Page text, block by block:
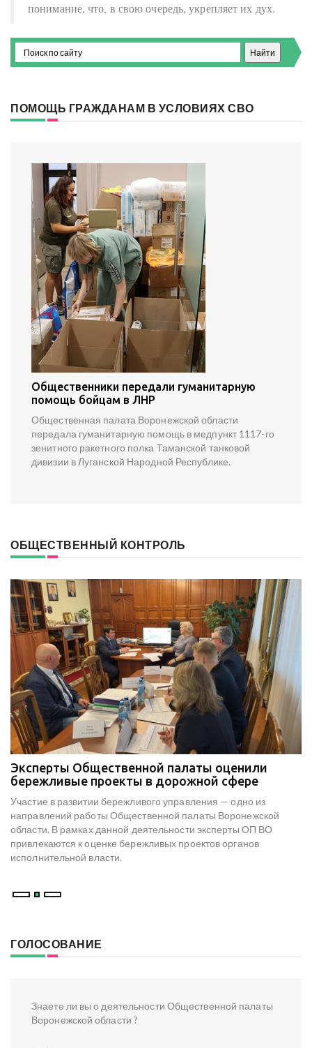
понимание, что, в свою очередь, укрепляет их дух.
ПОМОЩЬ ГРАЖДАНАМ В УСЛОВИЯХ СВО
Общественники передали гуманитарную
помощь бойцам в ЛНР
Общественная палата Воронежской области
передала гуманитарную помощь в медпункт 1117-го
зенитного ракетного полка Таманской танковой
дивизии в Луганской Народной Республике.
ОБЩЕСТВЕННЫЙ КОНТРОЛЬ
Эксперты Общественной палаты оценили
бережливые проекты в дорожной сфере
Участие в развитии бережливого управления — одно из
направлений работы Общественной палаты Воронежской
области. В рамках данной деятельности эксперты ОП ВО
привлекаются к оценке бережливых проектов органов
исполнительной власти.
ГОЛОСОВАНИЕ
Знаете ли вы о деятельности Общественной палаты
Воронежской области ?